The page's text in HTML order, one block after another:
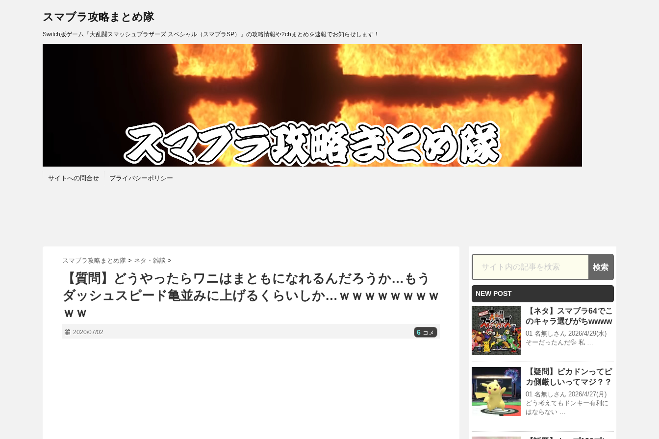
スマブラ攻略まとめ隊
Switch版ゲーム『大乱闘スマッシュブラザーズ スペシャル（スマブラSP）』の攻略情報や2chまとめを速報でお知らせします！
サイトへの問合せ プライバシーポリシー
スマブラ攻略まとめ隊 > ネタ・雑談 >
【質問】どうやったらワニはまともになれるんだろうか…もう
ダッシュスピード亀並みに上げるくらいしか…ｗｗｗｗｗｗｗｗ
ｗｗ
2020/07/02 6 コメ
NEW POST
【ネタ】スマブラ64でこ
のキャラ選びがちwwww
01 名無しさん 2026/4/29(水)
そーだったんだ💦 私 …
【疑問】ピカドンってピ
カ側厳しいってマジ？？
01 名無しさん 2026/4/27(月)
どう考えてもドンキー有利に
はならない …